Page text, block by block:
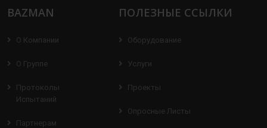
BAZMAN
О Компании
О Группе
Протоколы
Испытаний
Партнерам
ПОЛЕЗНЫЕ ССЫЛКИ
Оборудование
Услуги
Проекты
Опросные Листы